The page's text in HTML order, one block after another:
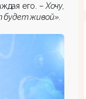
его.– Хочу,
живой».